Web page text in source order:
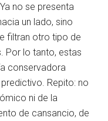
Ya no se presenta
un lado, sino
filtran otro tipo de
Por lo tanto, estas
conservadora
Repito: no
ni de la
de cansancio, de